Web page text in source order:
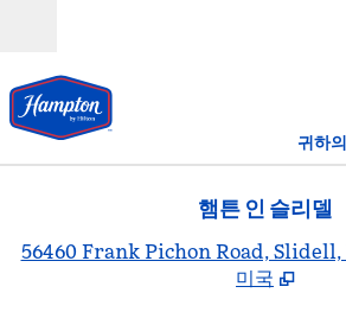
귀하
햄튼 인 슬리델
56460 Frank Pichon Road,
미국